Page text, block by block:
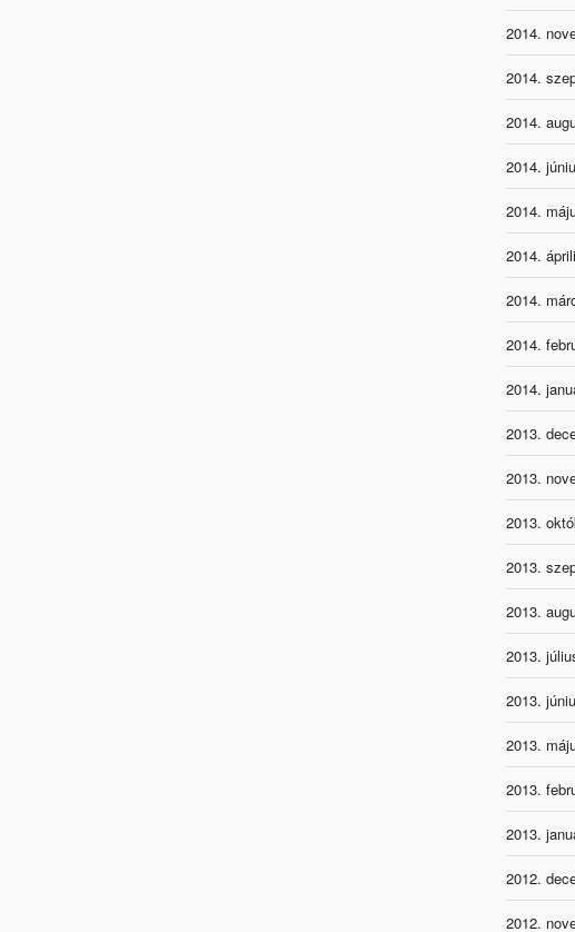
2014.
2014.
2014.
2014.
2014.
2014.
2014.
2014.
2014.
2013.
2013.
2013.
2013.
2013.
2013.
2013.
2013.
2013.
2013.
2012.
2012.